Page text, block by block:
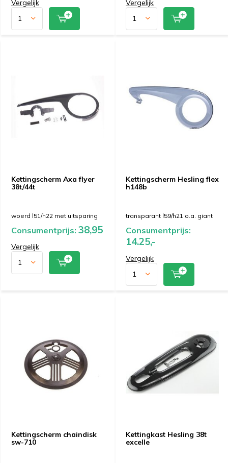
Vergelijk Vergelijk
Kettingscherm Axa flyer
38t/44t
woerd l51/h22 met uitsparing
Consumentprijs: 38,95
Vergelijk
Kettingscherm Hesling flex
h148b
transparant l59/h21 o.a. giant
Consumentprijs:
14.25,-
Vergelijk
Kettingscherm chaindisk
sw-710
Kettingkast Hesling 38t
excelle